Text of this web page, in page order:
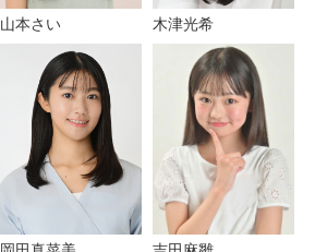
山本さい 木津光希